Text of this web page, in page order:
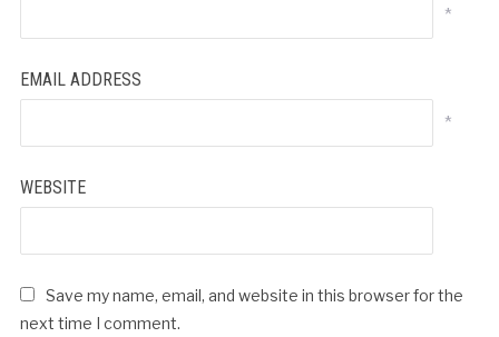
*
EMAIL ADDRESS
*
WEBSITE
Save my name, email, and website in this browser for the
next time I comment.